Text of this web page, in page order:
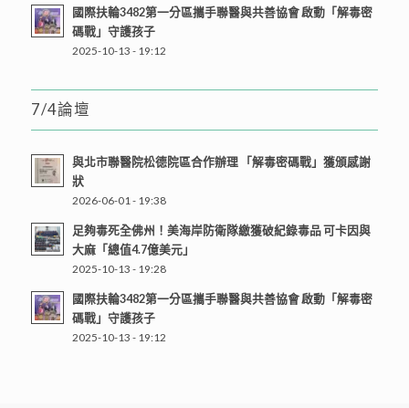
國際扶輪3482第一分區攜手聯醫與共善協會 啟動「解毒密
碼戰」守護孩子
2025-10-13 - 19:12
7/4論壇
與北市聯醫院松德院區合作辦理 「解毒密碼戰」獲頒感謝
狀
2026-06-01 - 19:38
足夠毒死全佛州！美海岸防衛隊繳獲破紀錄毒品 可卡因與
大麻「總值4.7億美元」
2025-10-13 - 19:28
國際扶輪3482第一分區攜手聯醫與共善協會 啟動「解毒密
碼戰」守護孩子
2025-10-13 - 19:12